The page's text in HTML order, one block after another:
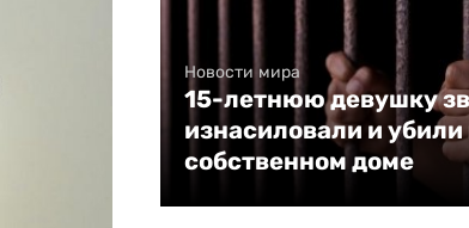
Новости мира
15-летнюю девушку
изнасиловали и убили
собственном доме